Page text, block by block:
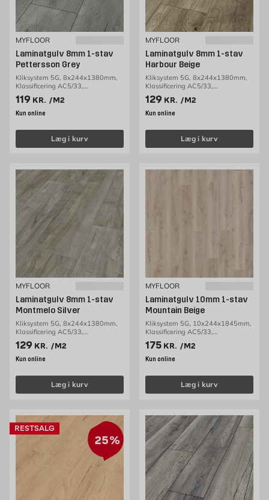
MYFLOOR
Laminatgulv 8mm 1-stav
Pettersson Grey
Kliksystem 5G, 8x244x1380mm,
Klassificering AC5/33,
2,69m2/pakke
Pris 119 kr. /m2
119 KR. /M2
Kun online
Læg i kurv
MYFLOOR
Laminatgulv 8mm 1-stav
Harbour Beige
Kliksystem 5G, 8x244x1380mm,
Klassificering AC5/33,
2,69m2/pakke
Pris 129 kr. /m2
129 KR. /M2
Kun online
Læg i kurv
MYFLOOR
Laminatgulv 8mm 1-stav
Montmelo Silver
Kliksystem 5G, 8x244x1380mm,
Klassificering AC5/33,
2,69m2/pakke
Pris 129 kr. /m2
129 KR. /M2
Kun online
Læg i kurv
MYFLOOR
Laminatgulv 10mm 1-stav
Mountain Beige
Kliksystem 5G, 10x244x1845mm,
Klassificering AC5/33,
1,80m2/pakke
Pris 175 kr. /m2
175 KR. /M2
Kun online
Læg i kurv
25%
RESTSALG